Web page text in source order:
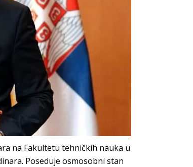
na Fakultetu tehničkih nauka u
Poseduje osmosobni stan